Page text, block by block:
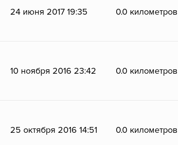
24 июня 2017 19:35 0.0 километров
10 ноября 2016 23:42 0.0 километров
25 октября 2016 14:51 0.0 километров